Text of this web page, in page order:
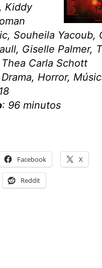
Kiddy
Souheila Yacoub,
Giselle Palmer,
Carla Schott
Horror,
: 96 minutos
Facebook X
Reddit